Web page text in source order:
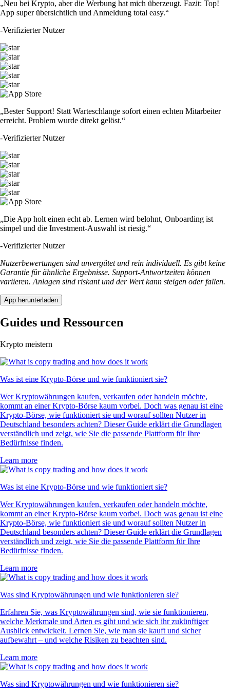
„Neu bei Krypto, aber die Werbung hat mich überzeugt. Fazit: Top!
App super übersichtlich und Anmeldung total easy.“
-Verifizierter Nutzer
„Bester Support! Statt Warteschlange sofort einen echten Mitarbeiter
erreicht. Problem wurde direkt gelöst.“
-Verifizierter Nutzer
„Die App holt einen echt ab. Lernen wird belohnt, Onboarding ist
simpel und die Investment-Auswahl ist riesig.“
-Verifizierter Nutzer
Nutzerbewertungen sind unvergütet und rein individuell. Es gibt keine
Garantie für ähnliche Ergebnisse. Support-Antwortzeiten können
variieren. Anlagen sind riskant und der Wert kann steigen oder fallen.
App herunterladen
Guides und Ressourcen
Krypto meistern
Was ist eine Krypto-Börse und wie funktioniert sie?
Wer Kryptowährungen kaufen, verkaufen oder handeln möchte,
kommt an einer Krypto-Börse kaum vorbei. Doch was genau ist eine
Krypto-Börse, wie funktioniert sie und worauf sollten Nutzer in
Deutschland besonders achten? Dieser Guide erklärt die Grundlagen
verständlich und zeigt, wie Sie die passende Plattform für Ihre
Bedürfnisse finden.
Learn more
Was ist eine Krypto-Börse und wie funktioniert sie?
Wer Kryptowährungen kaufen, verkaufen oder handeln möchte,
kommt an einer Krypto-Börse kaum vorbei. Doch was genau ist eine
Krypto-Börse, wie funktioniert sie und worauf sollten Nutzer in
Deutschland besonders achten? Dieser Guide erklärt die Grundlagen
verständlich und zeigt, wie Sie die passende Plattform für Ihre
Bedürfnisse finden.
Learn more
Was sind Kryptowährungen und wie funktionieren sie?
Erfahren Sie, was Kryptowährungen sind, wie sie funktionieren,
welche Merkmale und Arten es gibt und wie sich ihr zukünftiger
Ausblick entwickelt. Lernen Sie, wie man sie kauft und sicher
aufbewahrt – und welche Risiken zu beachten sind.
Learn more
Was sind Kryptowährungen und wie funktionieren sie?